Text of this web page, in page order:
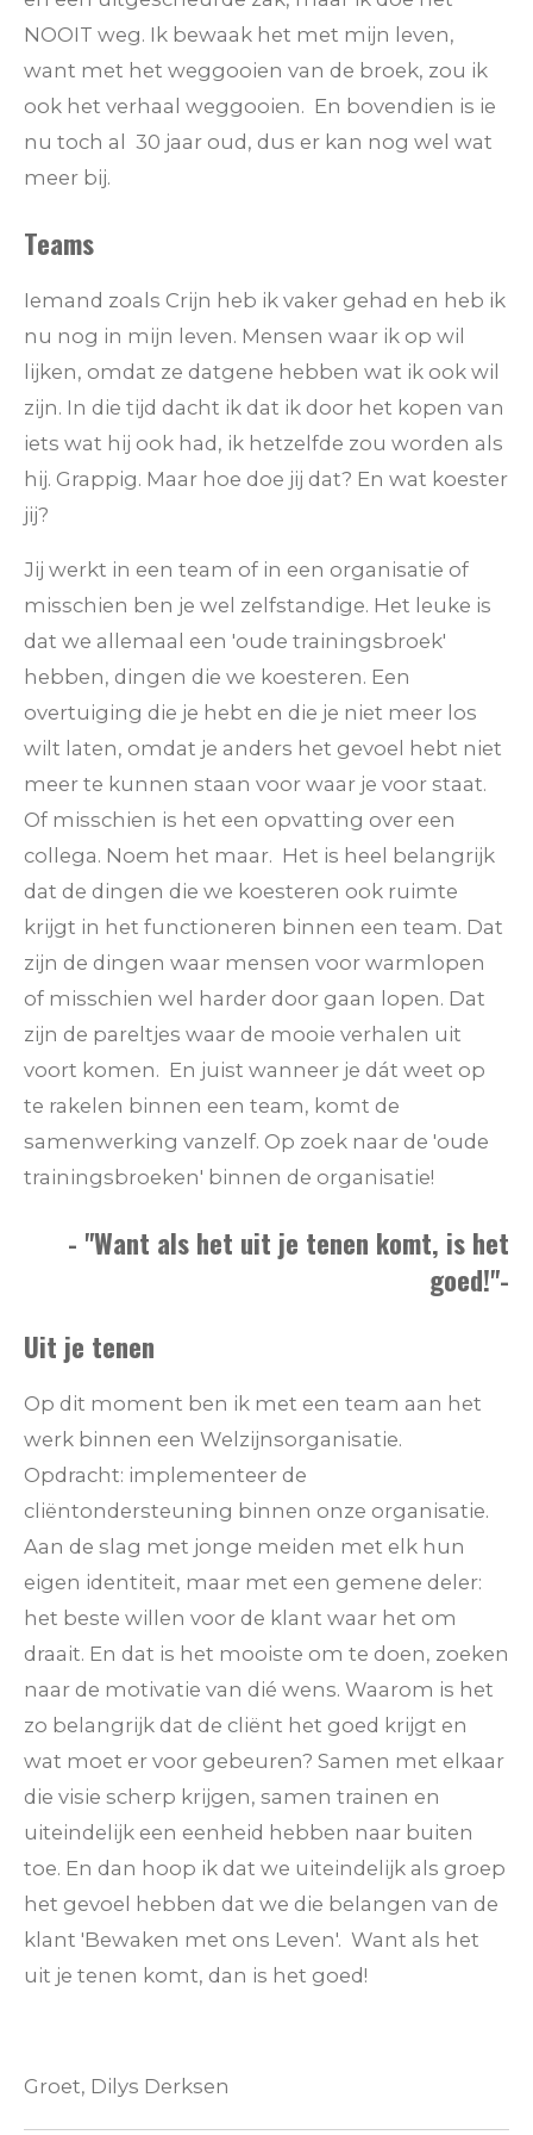
NOOIT weg. Ik bewaak het met mijn leven,
want met het weggooien van de broek, zou ik
ook het verhaal weggooien. En bovendien is ie
nu toch al 30 jaar oud, dus er kan nog wel wat
meer bij.
Teams
Iemand zoals Crijn heb ik vaker gehad en heb ik
nu nog in mijn leven. Mensen waar ik op wil
lijken, omdat ze datgene hebben wat ik ook wil
zijn. In die tijd dacht ik dat ik door het kopen van
iets wat hij ook had, ik hetzelfde zou worden als
hij. Grappig. Maar hoe doe jij dat? En wat koester
jij?
Jij werkt in een team of in een organisatie of
misschien ben je wel zelfstandige. Het leuke is
dat we allemaal een 'oude trainingsbroek'
hebben, dingen die we koesteren. Een
overtuiging die je hebt en die je niet meer los
wilt laten, omdat je anders het gevoel hebt niet
meer te kunnen staan voor waar je voor staat.
Of misschien is het een opvatting over een
collega. Noem het maar. Het is heel belangrijk
dat de dingen die we koesteren ook ruimte
krijgt in het functioneren binnen een team. Dat
zijn de dingen waar mensen voor warmlopen
of misschien wel harder door gaan lopen. Dat
zijn de pareltjes waar de mooie verhalen uit
voort komen. En juist wanneer je dát weet op
te rakelen binnen een team, komt de
samenwerking vanzelf. Op zoek naar de 'oude
trainingsbroeken' binnen de organisatie!
- "Want als het uit je tenen komt, is het
goed!"-
Uit je tenen
Op dit moment ben ik met een team aan het
werk binnen een Welzijnsorganisatie.
Opdracht: implementeer de
cliëntondersteuning binnen onze organisatie.
Aan de slag met jonge meiden met elk hun
eigen identiteit, maar met een gemene deler:
het beste willen voor de klant waar het om
draait. En dat is het mooiste om te doen, zoeken
naar de motivatie van dié wens. Waarom is het
zo belangrijk dat de cliënt het goed krijgt en
wat moet er voor gebeuren? Samen met elkaar
die visie scherp krijgen, samen trainen en
uiteindelijk een eenheid hebben naar buiten
toe. En dan hoop ik dat we uiteindelijk als groep
het gevoel hebben dat we die belangen van de
klant 'Bewaken met ons Leven'. Want als het
uit je tenen komt, dan is het goed!
Groet, Dilys Derksen